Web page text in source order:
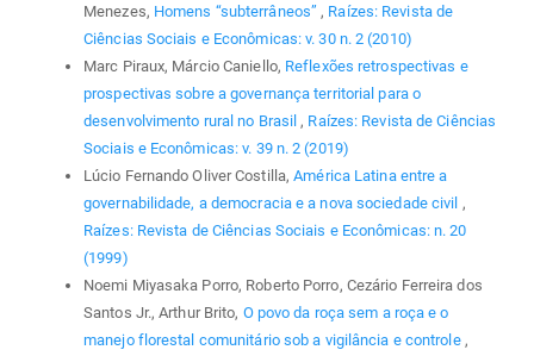
Menezes, Homens “subterrâneos” , Raízes: Revista de
Ciências Sociais e Econômicas: v. 30 n. 2 (2010)
Marc Piraux, Márcio Caniello, Reflexões retrospectivas e
prospectivas sobre a governança territorial para o
desenvolvimento rural no Brasil , Raízes: Revista de Ciências
Sociais e Econômicas: v. 39 n. 2 (2019)
Lúcio Fernando Oliver Costilla,América Latina entre a
governabilidade, a democracia e a nova sociedade civil ,
Raízes: Revista de Ciências Sociais e Econômicas: n. 20
(1999)
Noemi Miyasaka Porro, Roberto Porro, Cezário Ferreira dos
Santos Jr., Arthur Brito, O povo da roça sem a roça e o
manejo florestal comunitário sob a vigilância e controle ,